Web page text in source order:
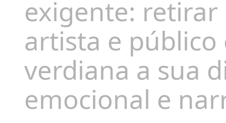
exigente:
artista e
verdiana a sua
emocional e